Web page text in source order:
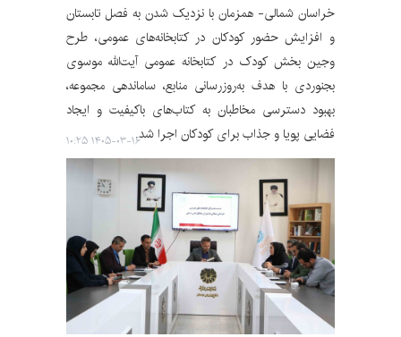
خراسان شمالی- همزمان با نزدیک شدن به فصل تابستان
و افزایش حضور کودکان در کتابخانه‌های عمومی، طرح
وجین بخش کودک در کتابخانه عمومی آیت‌الله موسوی
بجنوردی با هدف به‌روزرسانی منابع، ساماندهی مجموعه،
بهبود دسترسی مخاطبان به کتاب‌های باکیفیت و ایجاد
فضایی پویا و جذاب برای کودکان اجرا شد.۱۴۰۵-۰۳-۱۶ ۱۰:۲۵